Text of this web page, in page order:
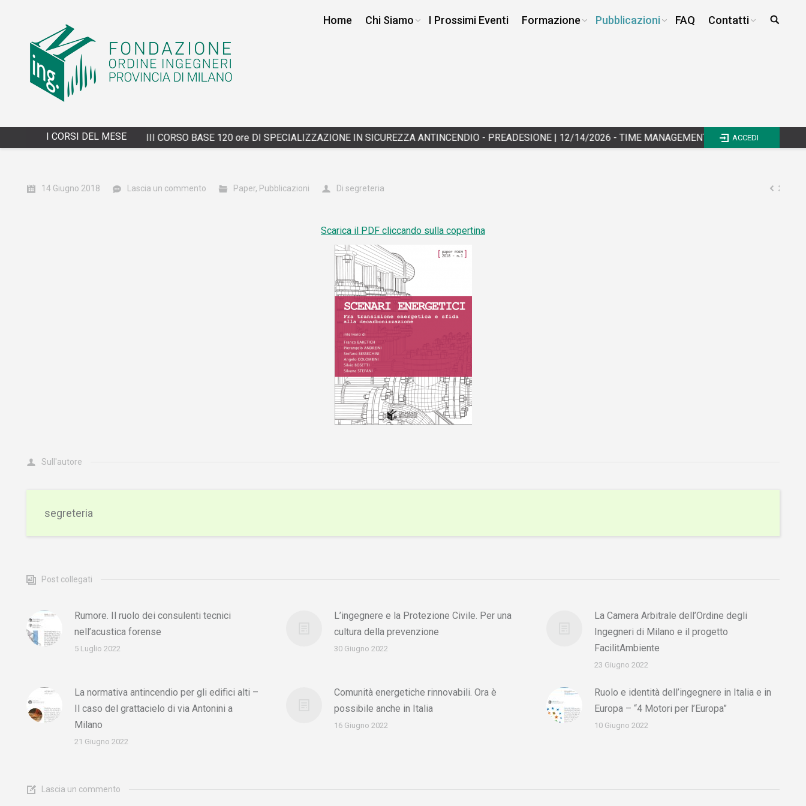
Home Chi Siamo I Prossimi Eventi Formazione Pubblicazioni FAQ Contatti
I CORSI DEL MESE
4/13/2027 - XXVIII CORSO BASE 120 ore DI SPECIALIZZAZIONE IN SICUREZZA ANTINCENDIO - PREADESIONE|12/14/2026 - TIME MANAGEMENT E WORK LIFE BALANCE -
ACCEDI
14 Giugno 2018 Lascia un commento Paper, Pubblicazioni Di segreteria
Scarica il PDF cliccando sulla copertina
Sull'autore
segreteria
Post collegati
Rumore. Il ruolo dei consulenti tecnici
nell’acustica forense
5 Luglio 2022
L’ingegnere e la Protezione Civile. Per una
cultura della prevenzione
30 Giugno 2022
La Camera Arbitrale dell’Ordine degli
Ingegneri di Milano e il progetto
FacilitAmbiente
23 Giugno 2022
La normativa antincendio per gli edifici alti –
Il caso del grattacielo di via Antonini a
Milano
21 Giugno 2022
Comunità energetiche rinnovabili. Ora è
possibile anche in Italia
16 Giugno 2022
Ruolo e identità dell’ingegnere in Italia e in
Europa – “4 Motori per l’Europa”
10 Giugno 2022
Lascia un commento